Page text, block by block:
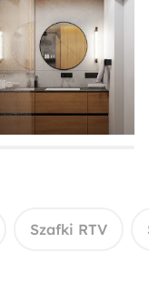
Szafki RTV